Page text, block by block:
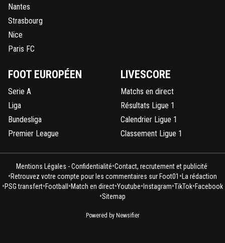
Nantes
Strasbourg
Nice
Paris FC
FOOT EUROPÉEN
Serie A
Liga
Bundesliga
Premier League
LIVESCORE
Matchs en direct
Résultats Ligue 1
Calendrier Ligue 1
Classement Ligue 1
Mentions Légales - Confidentialité•Contact, recrutement et publicité
•Retrouvez votre compte pour les commentaires sur Foot01 • La rédaction
•PSG transfert•Football •Match en direct•Youtube• Instagram•TikTok•Facebook
•Sitemap
Powered by Newsifier